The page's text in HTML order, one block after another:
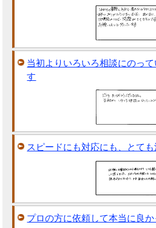
当初よりいろいろ相談にのっ
す
スピードにも対応にも、とて
プロの方に依頼して本当に良